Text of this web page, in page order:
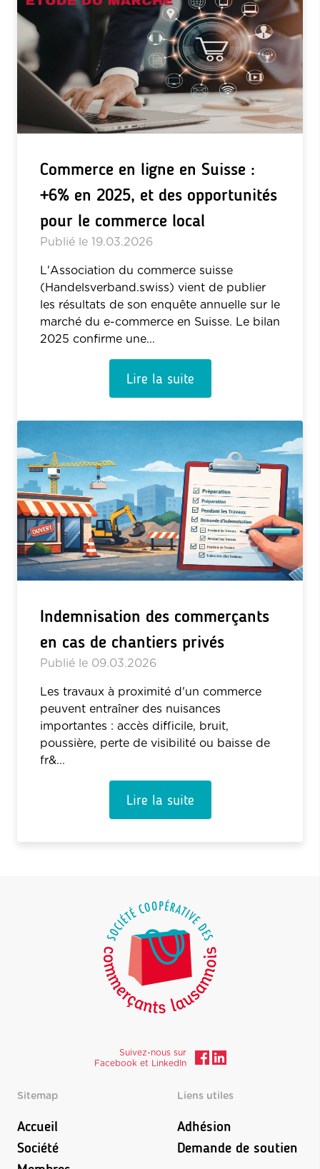
Commerce en ligne en Suisse :
+6% en 2025, et des opportunités
pour le commerce local
Publié le 19.03.2026
L'Association du commerce suisse
(Handelsverband.swiss) vient de publier
les résultats de son enquête annuelle sur le
marché du e-commerce en Suisse. Le bilan
2025 confirme une...
Lire la suite
Indemnisation des commerçants
en cas de chantiers privés
Publié le 09.03.2026
Les travaux à proximité d'un commerce
peuvent entraîner des nuisances
importantes : accès difficile, bruit,
poussière, perte de visibilité ou baisse de
fr&...
Lire la suite
Suivez-nous sur
Facebook et LinkedIn
Sitemap
Accueil
Société
Liens utiles
Adhésion
Demande de soutien